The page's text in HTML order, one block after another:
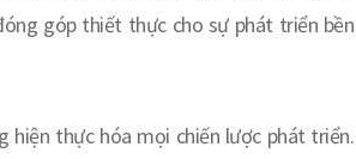
góp thiết thực cho sự phát triển bền
hiện thực hóa mọi chiến lược phát triển.